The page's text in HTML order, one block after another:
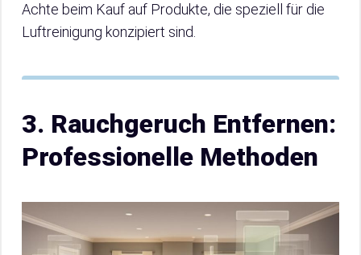
Achte beim Kauf auf Produkte, die speziell für die
Luftreinigung konzipiert sind.
3. Rauchgeruch Entfernen:
Professionelle Methoden